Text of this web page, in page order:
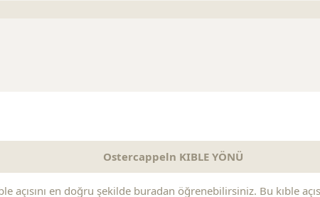
Ostercappeln KIBLE YÖNÜ
açısını en doğru şekilde buradan öğrenebilirsiniz. Bu kıble